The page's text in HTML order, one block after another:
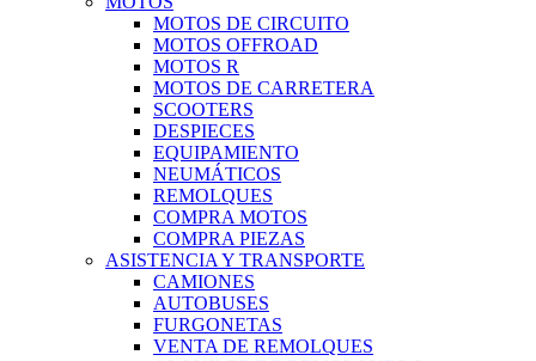
MOTOS DE CIRCUITO
MOTOS OFFROAD
MOTOS R
MOTOS DE CARRETERA
SCOOTERS
DESPIECES
EQUIPAMIENTO
NEUMÁTICOS
REMOLQUES
COMPRA MOTOS
COMPRA PIEZAS
ASISTENCIA Y TRANSPORTE
CAMIONES
AUTOBUSES
FURGONETAS
VENTA DE REMOLQUES